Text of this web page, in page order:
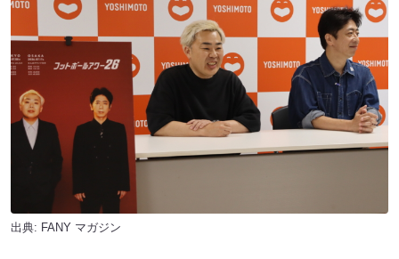
出典: FANY マガジン